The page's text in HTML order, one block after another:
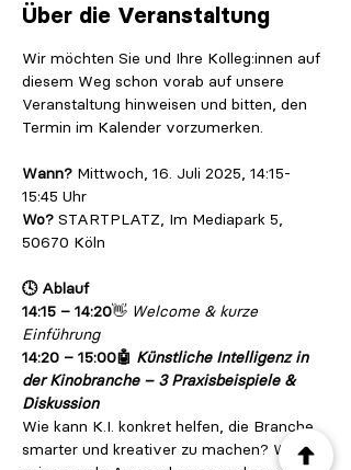
Über die Veranstaltung
Wir möchten Sie und Ihre Kolleg:innen auf
diesem Weg schon vorab auf unsere
Veranstaltung hinweisen und bitten, den
Termin im Kalender vorzumerken.
Wann? Mittwoch, 16. Juli 2025, 14:15-
15:45 Uhr
Wo? STARTPLATZ, Im Mediapark 5,
50670 Köln
🕓 Ablauf
14:15 – 14:20👋 Welcome & kurze
Einführung
14:20 – 15:00🤖 Künstliche Intelligenz in
der Kinobranche – 3 Praxisbeispiele &
Diskussion
Wie kann K.I. konkret helfen, die Branche
smarter und kreativer zu machen? Wir